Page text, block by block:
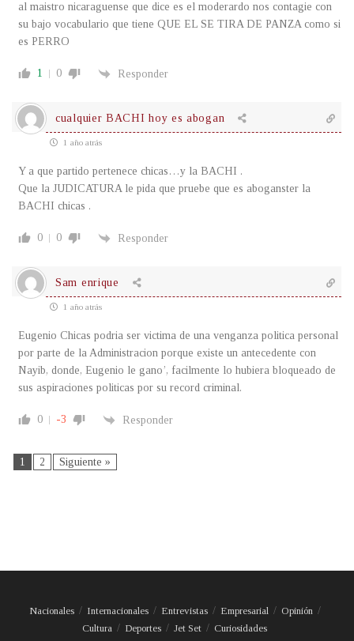
al maistro nicaraguense que dice es el moderardo nos contagie con
su bajo vocabulario que tiene QUE EL SE TIRA DE PANZA como si
es PERRO
1 0 Responder
cualquier BACHI hoy es abogan
1 año atrás
Y a que partido pertenece chicas…y la BACHI .
Que la JUDICATURA le pida que pruebe que es aboganster la
BACHI chicas .
0 0 Responder
Sam enrique
1 año atrás
Eugenio Chicas podria ser victima de una venganza politica personal
por parte de la Administracion porque existe un antecedente con
Nayib, donde, Eugenio le gano’, facilmente lo hubiera bloqueado de
sus aspiraciones politicas por su record criminal.
0 -3 Responder
1 2 Siguiente »
Nacionales Internacionales Entrevistas Empresarial
Opinión
Cultura
Deportes Jet Set Curiosidades